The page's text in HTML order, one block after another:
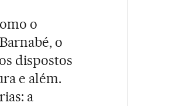
o
o
dispostos
e além.
a